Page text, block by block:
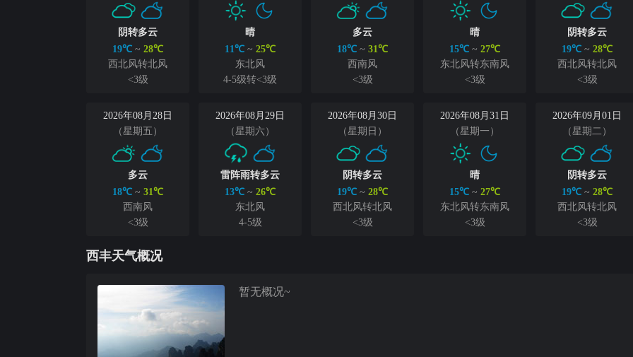
阴转多云
19℃ ~ 28℃
西北风转北风
<3级
晴
11℃ ~ 25℃
东北风
4-5级转<3级
多云
18℃ ~ 31℃
西南风
<3级
晴
15℃ ~ 27℃
东北风转东南风
<3级
阴转多云
19℃ ~ 28℃
西北风转北风
<3级
2026年08月28日
（星期五）
多云
18℃ ~ 31℃
西南风
<3级
2026年08月29日
（星期六）
雷阵雨转多云
13℃ ~ 26℃
东北风
4-5级
2026年08月30日
（星期日）
阴转多云
19℃ ~ 28℃
西北风转北风
<3级
2026年08月31日
（星期一）
晴
15℃ ~ 27℃
东北风转东南风
<3级
2026年09月01日
（星期二）
阴转多云
19℃ ~ 28℃
西北风转北风
<3级
西丰天气概况
暂无概况~